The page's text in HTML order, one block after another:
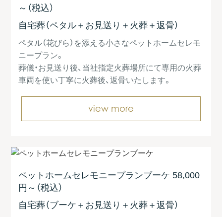
～ （税込）
自宅葬（ペタル＋お見送り＋火葬＋返骨）
ペタル（花びら）を添える小さなペットホームセレモ
ニープラン。
葬儀・お見送り後、当社指定火葬場所にて専用の火葬
車両を使い丁寧に火葬後、返骨いたします。
view more
ペットホームセレモニープランブーケ58,000
円～ （税込）
自宅葬（ブーケ＋お見送り＋火葬＋返骨）